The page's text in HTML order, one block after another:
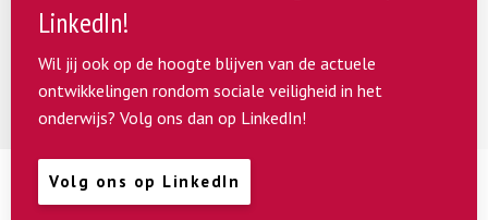
LinkedIn!
Wil jij ook op de hoogte blijven van de actuele
ontwikkelingen rondom sociale veiligheid in het
onderwijs? Volg ons dan op LinkedIn!
Volg ons op LinkedIn